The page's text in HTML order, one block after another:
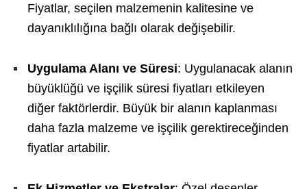
Fiyatlar, seçilen malzemenin kalitesine ve
dayanıklılığına bağlı olarak değişebilir.
Uygulama Alanı ve Süresi: Uygulanacak alanın
büyüklüğü ve işçilik süresi fiyatları etkileyen
diğer faktörlerdir. Büyük bir alanın kaplanması
daha fazla malzeme ve işçilik gerektireceğinden
fiyatlar artabilir.